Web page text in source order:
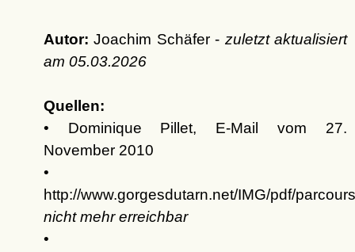
Autor: Joachim Schäfer - zuletzt aktualisiert
am 05.03.2026
Quellen:
• Dominique Pillet, E-Mail vom 27.
November 2010
•
http://www.gorgesdutarn.net/IMG/pdf/
nicht mehr erreichbar
•